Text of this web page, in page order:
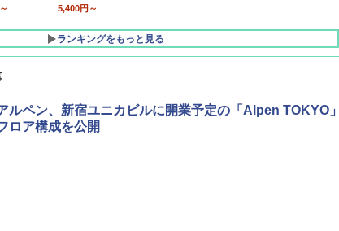
5,400円～
ランキングをもっと見る
ルペン、新宿ユニカビルに開業予定の「Alpen TOKYO」
ロア構成を公開